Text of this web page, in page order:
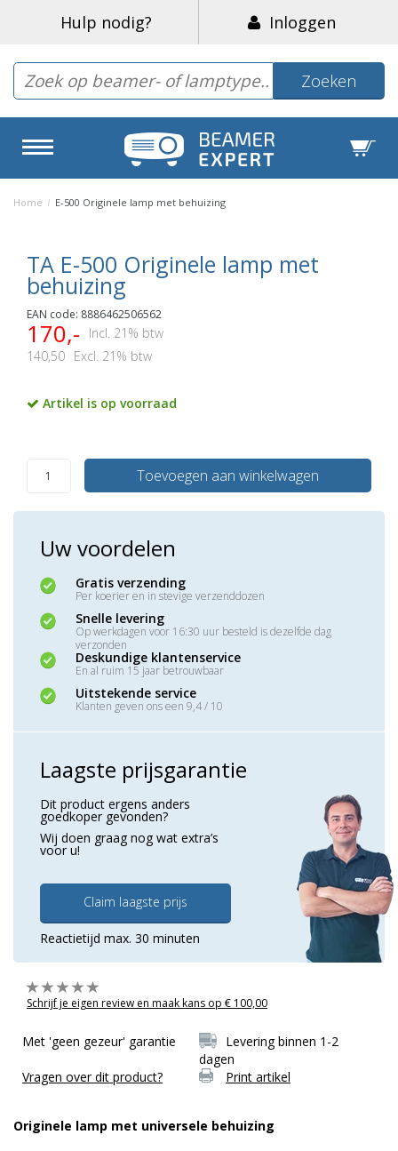
Hulp nodig? Inloggen
Zoeken
Home / E-500 Originele lamp met behuizing
TA E-500 Originele lamp met
behuizing
EAN code: 8886462506562
170,-
Incl. 21% btw
140,50 Excl. 21% btw
Artikel is op voorraad
Toevoegen aan winkelwagen
Uw voordelen
Gratis verzending
Per koerier en in stevige verzenddozen
Snelle levering
Op werkdagen voor 16:30 uur besteld is dezelfde dag
verzonden
Deskundige klantenservice
En al ruim 15 jaar betrouwbaar
Uitstekende service
Klanten geven ons een 9,4 / 10
Laagste prijsgarantie
Dit product ergens anders
goedkoper gevonden?
Wij doen graag nog wat extra’s
voor u!
Claim laagste prijs
Reactietijd max. 30 minuten
Schrijf je eigen review en maak kans op € 100,00
Met 'geen gezeur' garantie
Levering binnen 1-2
dagen
Vragen over dit product?
Print artikel
Originele lamp met universele behuizing